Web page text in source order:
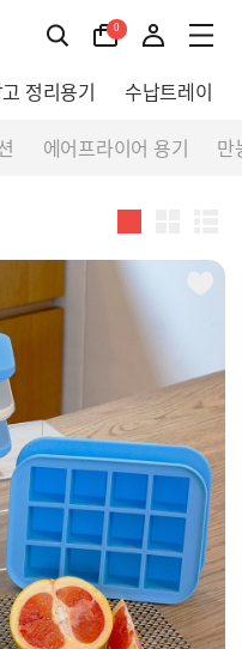
0
정리용기 수납트레이
에어프라이어 용기 만